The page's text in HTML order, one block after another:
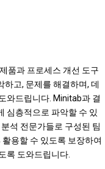
품과 프로세스 개선 도구
하고, 문제를 해결하며, 데
와드립니다. Minitab과 결
심층적으로 파악할 수 있
석 전문가들로 구성된 팀
용할 수 있도록 보장하여
록 도와드립니다.